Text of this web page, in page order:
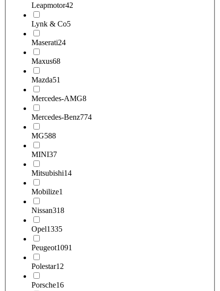
Leapmotor42
Lynk & Co5
Maserati24
Maxus68
Mazda51
Mercedes-AMG8
Mercedes-Benz774
MG588
MINI37
Mitsubishi14
Mobilize1
Nissan318
Opel1335
Peugeot1091
Polestar12
Porsche16